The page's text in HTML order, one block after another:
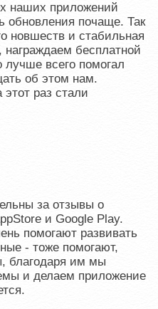
наших приложений
обновления почаще. Так
новшеств и стабильная
бесплатной
лучше всего помогал
об этом нам.
раз стали
за отзывы о
и Google Play.
помогают развивать
- тоже помогают,
благодаря им мы
и делаем приложение